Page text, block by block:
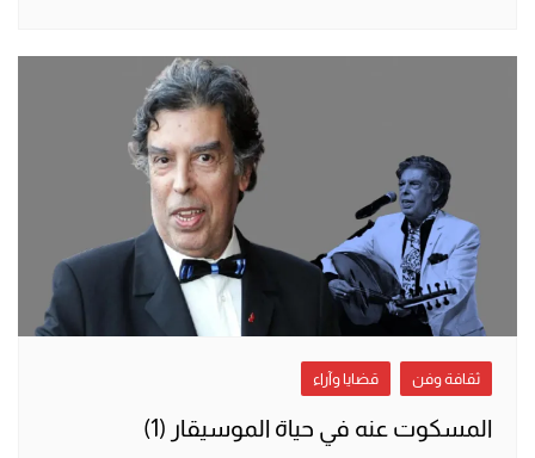
ثقافة وفن قضايا وآراء
المسكوت عنه في حياة الموسيقار (1)